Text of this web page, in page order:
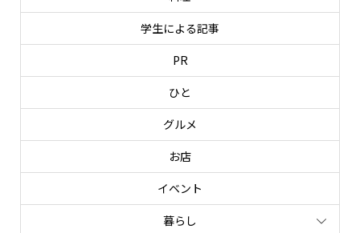
学生による記事
PR
ひと
グルメ
お店
イベント
暮らし